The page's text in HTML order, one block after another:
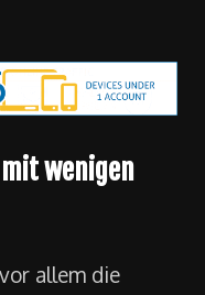
wenigen
allem die